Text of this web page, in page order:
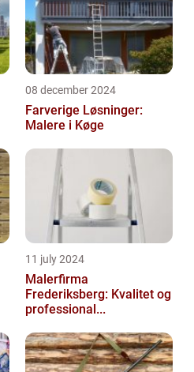
08 december 2024
Farverige Løsninger:
Malere i Køge
11 july 2024
Malerfirma
Frederiksberg: Kvalitet og
professional...